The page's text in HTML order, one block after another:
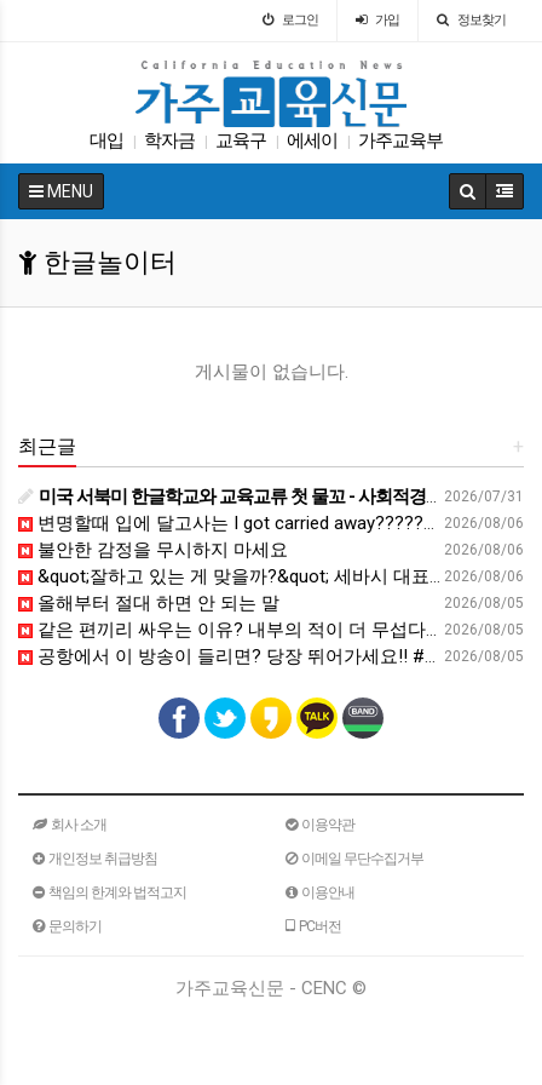
로그인 가입 정보찾기
대입 학자금 교육구 에세이 가주교육부
| ACT 입학원서 대학원 다카 LA교육구
MENU
한글놀이터
게시물이 없습니다.
+
최근글
2026/07/31
미국 서북미 한글학교와 교육교류 첫 물꼬 - 사회적경제뉴스
2026/08/06
변명할때 입에 달고사는 I got carried away????????
2026/08/06
불안한 감정을 무시하지 마세요
2026/08/06
&quot;잘하고 있는 게 맞을까?&quot; 세바시 대표가 비교 지옥에서 탈출한 방법 [#세바시45 에디토리얼 ep.2]
2026/08/05
올해부터 절대 하면 안 되는 말
2026/08/05
같은 편끼리 싸우는 이유? 내부의 적이 더 무섭다? 인간이 갈등을 빚는 이유ㅣ최재천의 아마존
2026/08/05
공항에서 이 방송이 들리면? 당장 뛰어가세요!! #영어회화 #영어표현 #영어공부
회사 소개
이용약관
개인정보 취급방침
이메일 무단수집거부
책임의 한계와 법적고지
이용안내
문의하기
PC버전
가주교육신문 - CENC ©